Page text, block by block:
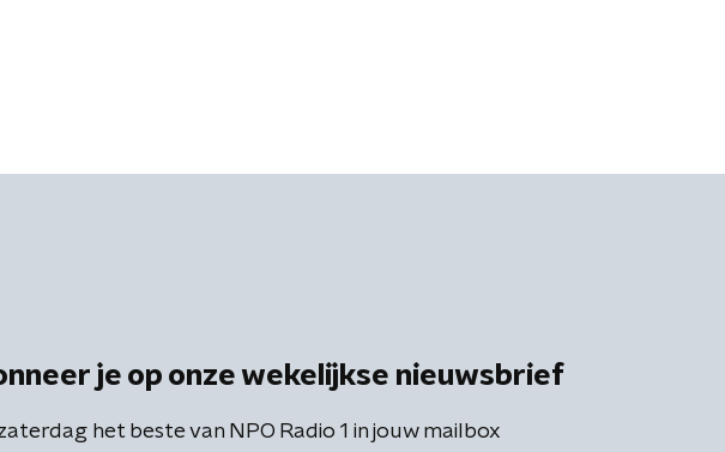
je op onze wekelijkse nieuwsbrief
het beste van NPO Radio 1 in jouw mailbox